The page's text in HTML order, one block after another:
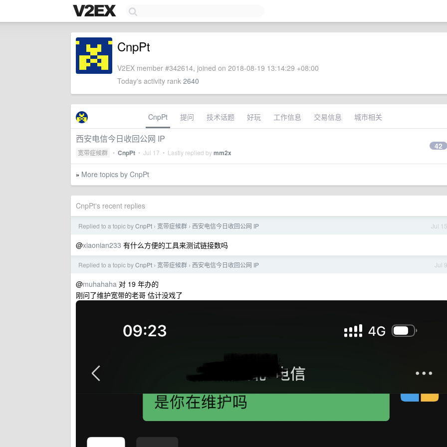
CnpPt
V2EX member #342614, joined on 2018-08-19 13:14:29 +08:00
Today's activity rank 2640
CnpPt 提问 技术话题 好玩 工作信息 交易信息 城市相关
西安电信今日收回公网 IP
宽带症候群 • CnpPt • Jul 17 • Lastly replied bymm2x
42
» More topics by CnpPt
CnpPt's recent replies
Jul 15
Replied to a topic byCnpPt › 宽带症候群 › 西安电信今日收回公网 IP
@xiaonian233 有什么方便的工具来测试链接数吗
Jul 9
Replied to a topic byCnpPt › 宽带症候群 › 西安电信今日收回公网 IP
@muhahaha 对 19 年办的
刚问了维护宽带的老哥 估计没戏了